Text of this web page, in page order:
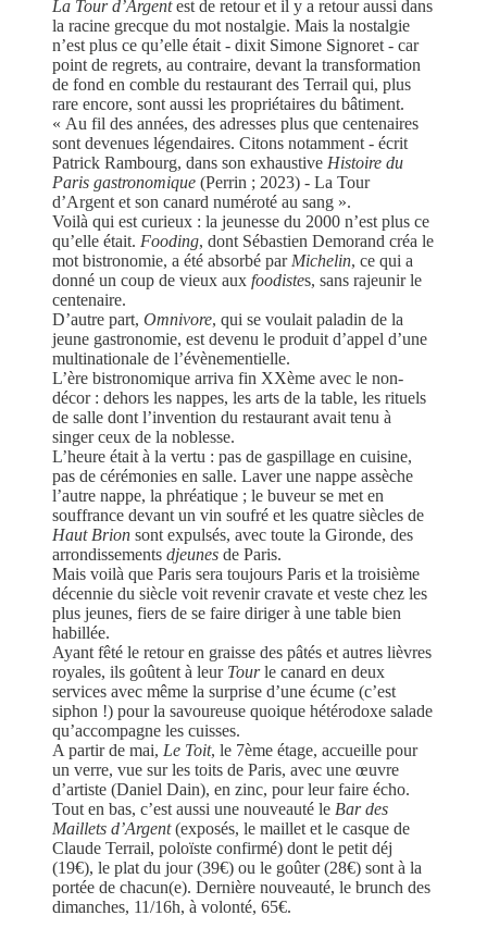
La Tour d’Argentest de retour et il y a retour aussi dans
la racine grecque du mot nostalgie. Mais la nostalgie
n’est plus ce qu’elle était - dixit Simone Signoret - car
point de regrets, au contraire, devant la transformation
de fond en comble du restaurant des Terrail qui, plus
rare encore, sont aussi les propriétaires du bâtiment.
« Au fil des années, des adresses plus que centenaires
sont devenues légendaires. Citons notamment - écrit
Patrick Rambourg, dans son exhaustive Histoire du
Paris gastronomique (Perrin ; 2023) - La Tour
d’Argent et son canard numéroté au sang ».
Voilà qui est curieux : la jeunesse du 2000 n’est plus ce
qu’elle était. Fooding, dont Sébastien Demorand créa le
mot bistronomie, a été absorbé par Michelin, ce qui a
donné un coup de vieux aux foodistes, sans rajeunir le
centenaire.
D’autre part, Omnivore, qui se voulait paladin de la
jeune gastronomie, est devenu le produit d’appel d’une
multinationale de l’évènementielle.
L’ère bistronomique arriva fin XXème avec le non-
décor : dehors les nappes, les arts de la table, les rituels
de salle dont l’invention du restaurant avait tenu à
singer ceux de la noblesse.
L’heure était à la vertu : pas de gaspillage en cuisine,
pas de cérémonies en salle. Laver une nappe assèche
l’autre nappe, la phréatique ; le buveur se met en
souffrance devant un vin soufré et les quatre siècles de
Haut Brion sont expulsés, avec toute la Gironde, des
arrondissements djeunes de Paris.
Mais voilà que Paris sera toujours Paris et la troisième
décennie du siècle voit revenir cravate et veste chez les
plus jeunes, fiers de se faire diriger à une table bien
habillée.
Ayant fêté le retour en graisse des pâtés et autres lièvres
royales, ils goûtent à leur Tourle canard en deux
services avec même la surprise d’une écume (c’est
siphon !) pour la savoureuse quoique hétérodoxe salade
qu’accompagne les cuisses.
A partir de mai, Le Toit, le 7ème étage, accueille pour
un verre, vue sur les toits de Paris, avec une œuvre
d’artiste (Daniel Dain), en zinc, pour leur faire écho.
Tout en bas, c’est aussi une nouveauté le Bar des
Maillets d’Argent(exposés, le maillet et le casque de
Claude Terrail, poloïste confirmé) dont le petit déj
(19€), le plat du jour (39€) ou le goûter (28€) sont à la
portée de chacun(e). Dernière nouveauté, le brunch des
dimanches, 11/16h, à volonté, 65€.